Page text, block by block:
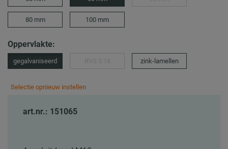
80 mm 100 mm
Oppervlakte:
gegalvaniseerd zink-lamellen
Selectie opnieuw instellen
art.nr.: 151065